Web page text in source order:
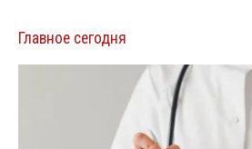
Главное сегодня